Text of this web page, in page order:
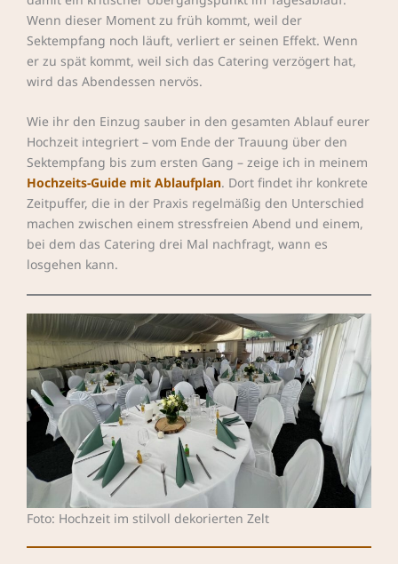
Wenn dieser Moment zu früh kommt, weil der
Sektempfang noch läuft, verliert er seinen Effekt. Wenn
er zu spät kommt, weil sich das Catering verzögert hat,
wird das Abendessen nervös.
Wie ihr den Einzug sauber in den gesamten Ablauf eurer
Hochzeit integriert – vom Ende der Trauung über den
Sektempfang bis zum ersten Gang – zeige ich in meinem
Hochzeits-Guide mit Ablaufplan. Dort findet ihr konkrete
Zeitpuffer, die in der Praxis regelmäßig den Unterschied
machen zwischen einem stressfreien Abend und einem,
bei dem das Catering drei Mal nachfragt, wann es
losgehen kann.
Foto: Hochzeit im stilvoll dekorierten Zelt